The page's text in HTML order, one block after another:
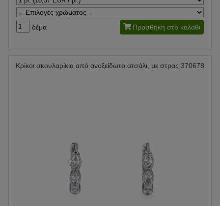
δέμα Προσθήκη στο καλάθι
Κρίκοι σκουλαρίκια από ανοξείδωτο ατσάλι, με στρας 370678